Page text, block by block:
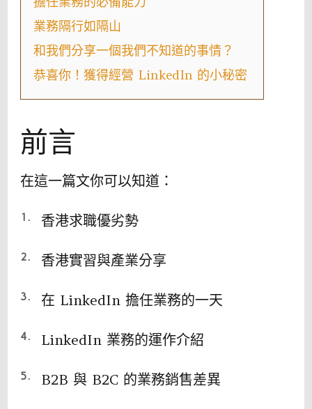
業務隔行如隔山
和我們分享一個我們不知道的事情？
恭喜你！獲得經營 LinkedIn 的小秘密
前言
在這一篇文你可以知道：
香港求職優劣勢
香港實習與產業分享
在 LinkedIn 擔任業務的一天
LinkedIn 業務的運作介紹
B2B 與 B2C 的業務銷售差異